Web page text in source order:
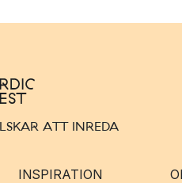
ATT INREDA
INSPIRATION